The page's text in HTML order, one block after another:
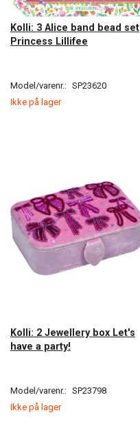
Kolli: 3 Alice band bead set
Princess Lillifee
Model/varenr.: SP23620
Ikke på lager
Kolli: 2 Jewellery box Let's
have a party!
Model/varenr.: SP23798
Ikke på lager